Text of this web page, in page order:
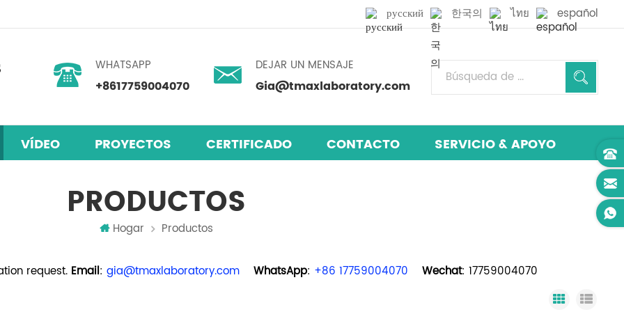
русский 한국의 ไทย español
WHATSAPP
+8617759004070
DEJAR UN MENSAJE
Gia@tmaxlaboratory.com
VÍDEO PROYECTOS CERTIFICADO CONTACTO SERVICIO & APOYO
PRODUCTOS
Hogar Productos
request. Email: gia@tmaxlaboratory.com WhatsApp: +86 17759004070 Wechat: 17759004070
Grid View